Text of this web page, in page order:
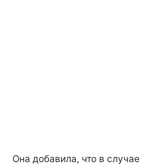
Она добавила, что в случае